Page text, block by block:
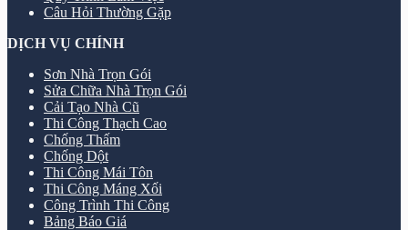
Câu Hỏi Thường Gặp
DỊCH VỤ CHÍNH
Sơn Nhà Trọn Gói
Sửa Chữa Nhà Trọn Gói
Cải Tạo Nhà Cũ
Thi Công Thạch Cao
Chống Thấm
Chống Dột
Thi Công Mái Tôn
Thi Công Máng Xối
Công Trình Thi Công
Bảng Báo Giá